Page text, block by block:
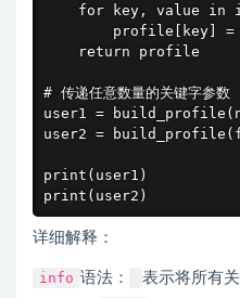
for key, value in
profile[key] =
    return profile
# 传递任意数量的关键字参数
user1 =
user2 =
print(user1)
print(user2)
详细解释：
info 语法：
表示将所有